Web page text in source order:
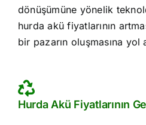
dönüşümüne yönelik
hurda akü fiyatlarının
bir pazarın oluşmasına yol
Hurda Akü Fiyatlarının